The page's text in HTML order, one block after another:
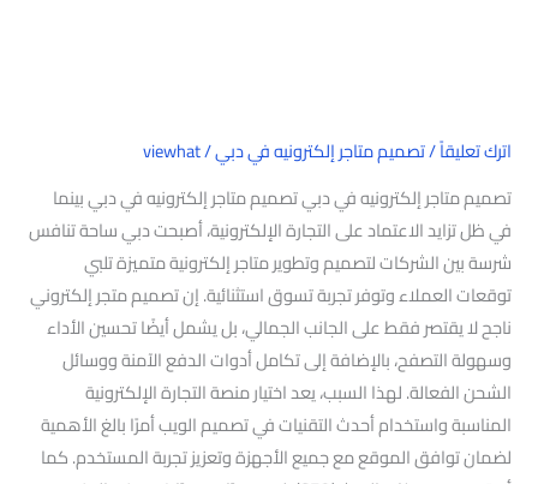
اترك تعليقاً/تصميم متاجر إلكترونيه في دبي/
viewhat
تصميم متاجر إلكترونيه في دبي تصميم متاجر إلكترونيه في دبي بينما
في ظل تزايد الاعتماد على التجارة الإلكترونية، أصبحت دبي ساحة تنافس
شرسة بين الشركات لتصميم وتطوير متاجر إلكترونية متميزة تلبي
توقعات العملاء وتوفر تجربة تسوق استثنائية. إن تصميم متجر إلكتروني
ناجح لا يقتصر فقط على الجانب الجمالي، بل يشمل أيضًا تحسين الأداء
وسهولة التصفح، بالإضافة إلى تكامل أدوات الدفع الآمنة ووسائل
الشحن الفعالة. لهذا السبب، يعد اختيار منصة التجارة الإلكترونية
المناسبة واستخدام أحدث التقنيات في تصميم الويب أمرًا بالغ الأهمية
لضمان توافق الموقع مع جميع الأجهزة وتعزيز تجربة المستخدم. كما